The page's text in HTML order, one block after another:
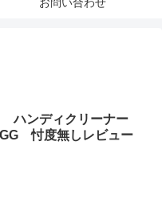
お問い合わせ
ハンディクリーナー
忖度無しレビュー